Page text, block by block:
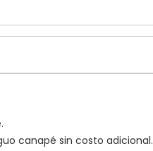
canapé sin costo adicional.